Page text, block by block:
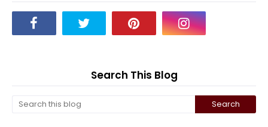
Search This Blog